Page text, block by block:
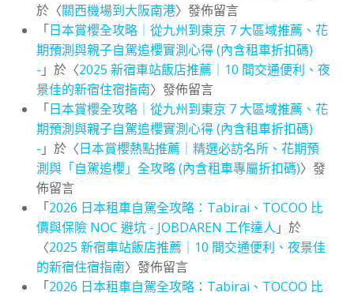
於〈關西機場到大阪南港〉發佈留言
「日本賞櫻全攻略｜從九州到東京 7 大區域推薦、花
期預測與親子自駕追櫻實測心得 (內含租車折扣碼)
- 」於〈2025 新宿車站飯店推薦｜10 間交通便利、夜
景佳的新宿住宿指南〉發佈留言
「日本賞櫻全攻略｜從九州到東京 7 大區域推薦、花
期預測與親子自駕追櫻實測心得 (內含租車折扣碼)
- 」於〈日本賞櫻熱點推薦｜精選必訪名所、花期預
測與「自駕追櫻」全攻略 (內含租車專屬折扣碼)〉發
佈留言
「2026 日本租車自駕全攻略：Tabirai、TOCOO 比
價與保險 NOC 避坑 - JOBDAREN 工作達人 」於
〈2025 新宿車站飯店推薦｜10 間交通便利、夜景佳
的新宿住宿指南〉發佈留言
「2026 日本租車自駕全攻略：Tabirai、TOCOO 比